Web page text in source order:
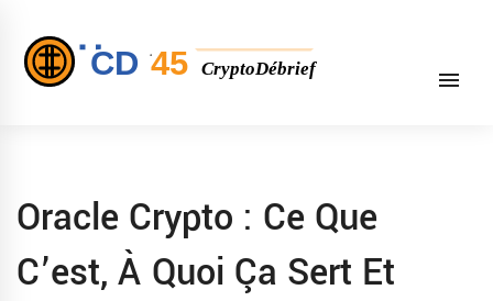
Oracle Crypto : Ce Que
C’est, À Quoi Ça Sert Et